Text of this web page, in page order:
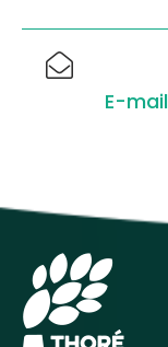
E-mail